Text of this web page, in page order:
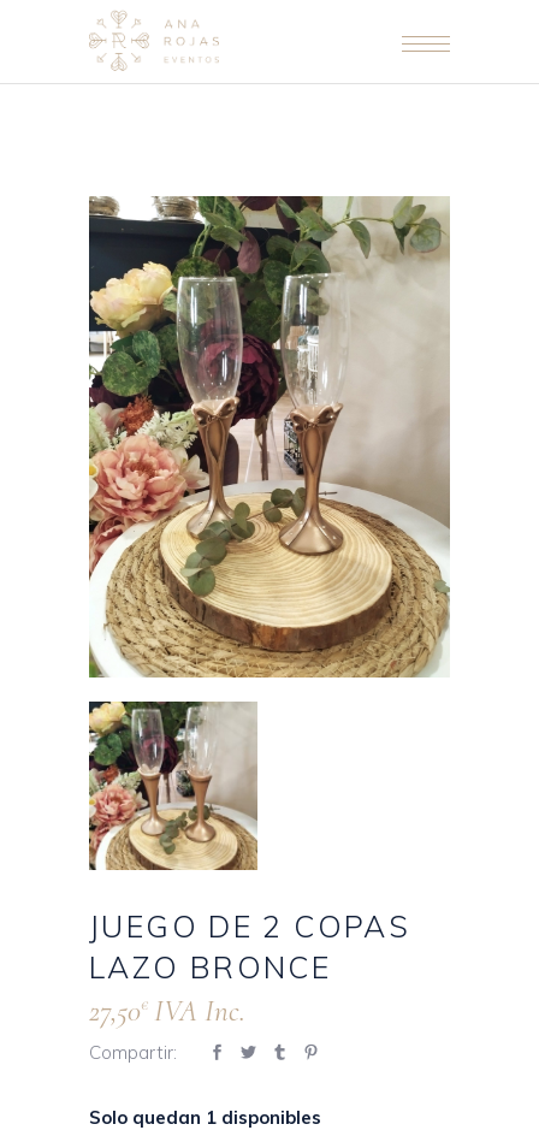
JUEGO DE 2 COPAS
LAZO BRONCE
27,50€ IVA Inc.
Compartir:
Solo quedan 1 disponibles